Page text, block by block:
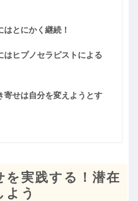
とにかく継続！
はヒプノセラピストによる
寄せは自分を変えようとす
を実践する！潜在
よう